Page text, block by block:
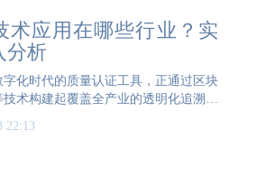
术应用在哪些行业？实
分析
化时代的质量认证工具，正通过区块
术构建起覆盖全产业的透明化追溯体
在于将传统线性供应链转化为可视化
同行业提供定制化追溯解决方案。一、
22:13